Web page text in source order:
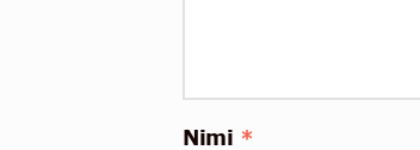
Nimi *